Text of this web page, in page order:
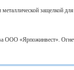
защелкой
ООО «Ярпожинвест».